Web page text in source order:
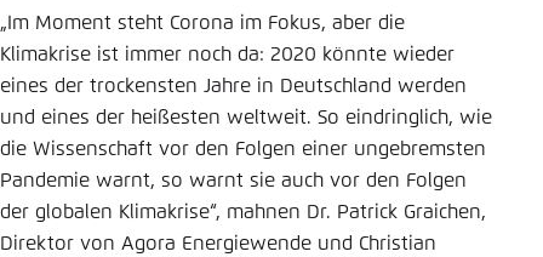
„Im Moment steht Corona im Fokus, aber die
Klimakrise ist immer noch da: 2020 könnte wieder
eines der trockensten Jahre in Deutschland werden
und eines der heißesten weltweit. So eindringlich, wie
die Wissenschaft vor den Folgen einer ungebremsten
Pandemie warnt, so warnt sie auch vor den Folgen
der globalen Klimakrise“, mahnen Dr. Patrick Graichen,
Direktor von Agora Energiewende und Christian